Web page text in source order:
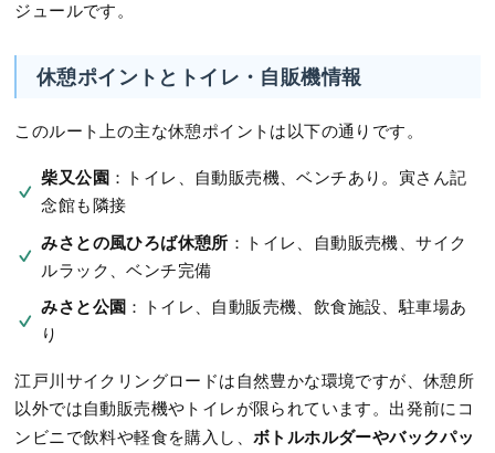
ジュールです。
休憩ポイントとトイレ・自販機情報
このルート上の主な休憩ポイントは以下の通りです。
柴又公園 ：トイレ、自動販売機、ベンチあり。寅さん記
念館も隣接
みさとの風ひろば休憩所 ：トイレ、自動販売機、サイク
ルラック、ベンチ完備
みさと公園 ：トイレ、自動販売機、飲食施設、駐車場あ
り
江戸川サイクリングロードは自然豊かな環境ですが、休憩所
以外では自動販売機やトイレが限られています。出発前にコ
ンビニで飲料や軽食を購入し、ボトルホルダーやバックパッ